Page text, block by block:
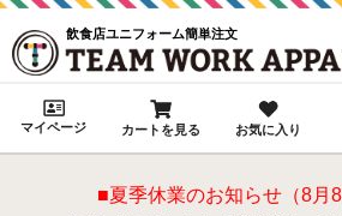
飲食店ユニフォーム簡単注文
マイページ カートを見る お気に入り
■夏季休業のお知らせ（8月8